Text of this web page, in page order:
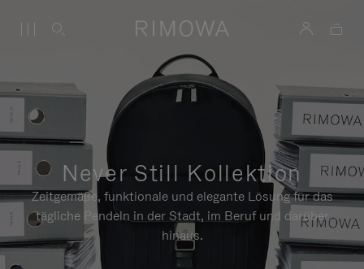
Never Still Kollektion
Zeitgemäße, funktionale und elegante Lösung für das
tägliche Pendeln in der Stadt, im Beruf und darüber
hinaus.